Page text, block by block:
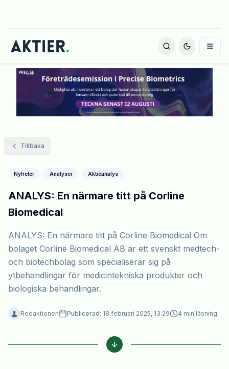
Tillbaka
Nyheter Analyser Aktieanalys
ANALYS: En närmare titt på Corline
Biomedical
ANALYS: En närmare titt på Corline Biomedical Om
bolaget Corline Biomedical AB är ett svenskt medtech-
och biotechbolag som specialiserar sig på
ytbehandlingar för medicintekniska produkter och
biologiska behandlingar.
Redaktionen Publicerad: 18 februari 2025, 13:29 4 min läsning